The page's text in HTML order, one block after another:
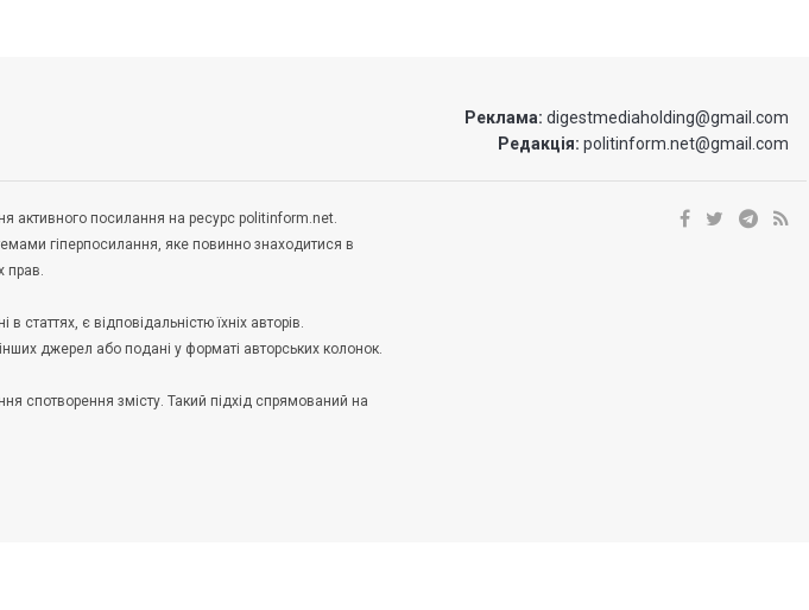
Реклама: digestmediaholding@gmail.com
Редакція: politinform.net@gmail.com
активного посилання на ресурс politinform.net.
гіперпосилання, яке повинно знаходитися в
прав.
є відповідальністю їхніх авторів.
джерел або подані у форматі авторських колонок.
спотворення змісту. Такий підхід спрямований на